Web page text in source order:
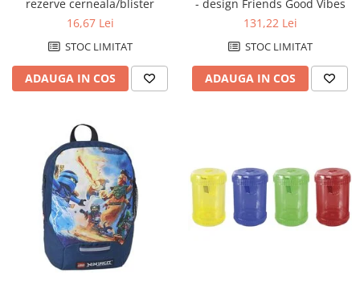
rezerve cerneala/blister
16,67 Lei
STOC LIMITAT
ADAUGA IN COS
- design Friends Good Vibes
131,22 Lei
STOC LIMITAT
ADAUGA IN COS